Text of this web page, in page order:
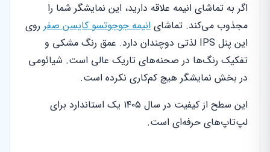
اگر به تماشای انیمه علاقه دارید، این نمایشگر شما را
مجذوب می‌کند. تماشای انیمه جوجوتسو کایسن صفر روی
این پنل IPS لذتی دوچندان دارد. عمق رنگ مشکی و
تفکیک رنگ‌ها در صحنه‌های تاریک عالی است. شیائومی
در بخش نمایشگر هیچ کم‌کاری نکرده است.
این سطح از کیفیت در سال ۱۴۰۵ یک استاندارد برای
لپ‌تاپ‌های حرفه‌ای است.